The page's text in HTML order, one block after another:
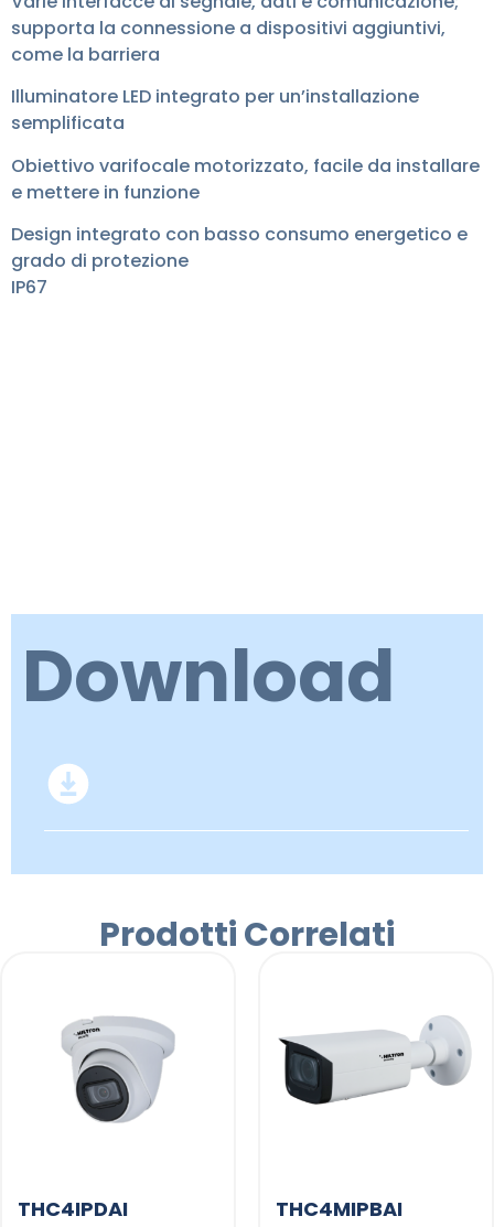
supporta la connessione a dispositivi aggiuntivi,
come la barriera
Illuminatore LED integrato per un’installazione
semplificata
Obiettivo varifocale motorizzato, facile da installare
e mettere in funzione
Design integrato con basso consumo energetico e
grado di protezione
IP67
Download
Prodotti Correlati
THC4IPDAI THC4MIPBAI